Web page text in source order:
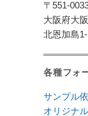
〒551-
大阪府大
北恩加島
各種フォ
サンプル
オリジナ